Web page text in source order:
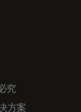
究
方案